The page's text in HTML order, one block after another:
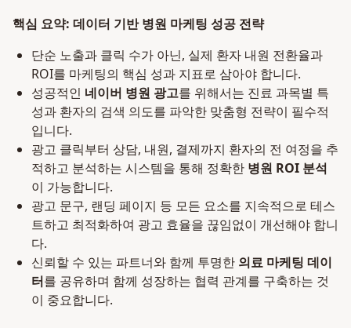
핵심 요약: 데이터 기반 병원 마케팅 성공 전략
단순 노출과 클릭 수가 아닌, 실제 환자 내원 전환율과
ROI를 마케팅의 핵심 성과 지표로 삼아야 합니다.
성공적인 네이버 병원 광고를 위해서는 진료 과목별 특
성과 환자의 검색 의도를 파악한 맞춤형 전략이 필수적
입니다.
광고 클릭부터 상담, 내원, 결제까지 환자의 전 여정을 추
적하고 분석하는 시스템을 통해 정확한 병원 ROI 분석
이 가능합니다.
광고 문구, 랜딩 페이지 등 모든 요소를 지속적으로 테스
트하고 최적화하여 광고 효율을 끊임없이 개선해야 합니
다.
신뢰할 수 있는 파트너와 함께 투명한 의료 마케팅 데이
터를 공유하며 함께 성장하는 협력 관계를 구축하는 것
이 중요합니다.